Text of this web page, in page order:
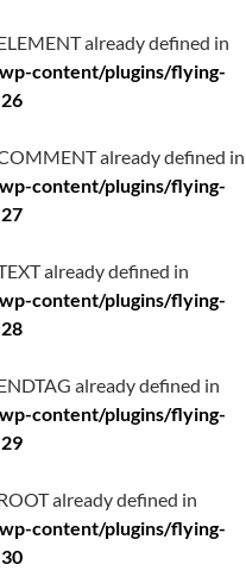
already defined in
content/plugins/flying-
26
already defined in
content/plugins/flying-
27
already defined in
content/plugins/flying-
28
already defined in
content/plugins/flying-
29
already defined in
content/plugins/flying-
30